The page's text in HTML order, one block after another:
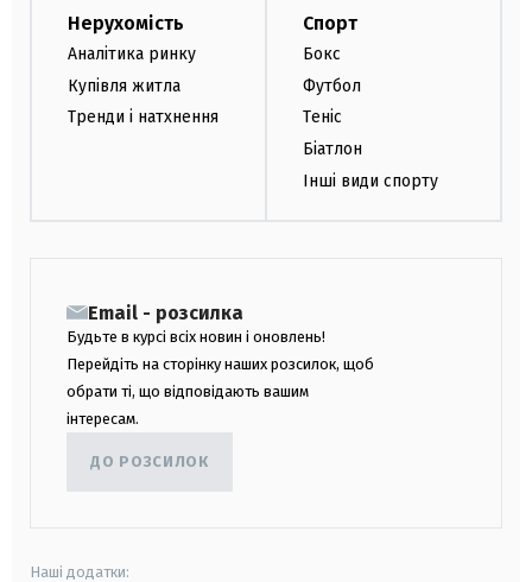
Нерухомість
Аналітика ринку
Купівля житла
Тренди і натхнення
Спорт
Бокс
Футбол
Теніс
Біатлон
Інші види спорту
Email - розсилка
Будьте в курсі всіх новин і оновлень!
Перейдіть на сторінку наших розсилок, щоб
обрати ті, що відповідають вашим
інтересам.
ДО РОЗСИЛОК
Наші додатки: